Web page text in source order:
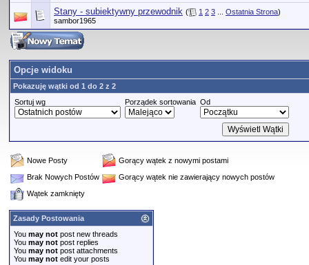
Stany - subiektywny przewodnik ( 1 2 3 Ostatnia Strona)
sambor1965
Opcje widoku
Pokazuję wątki od 1 do 2 z 2
Sortuj wg
Porządek sortowania Od
Nowe Posty
Gorący wątek z nowymi postami
Brak Nowych Postów
Gorący wątek nie zawierający nowych postów
Wątek zamknięty
Zasady Postowania
You may not post new threads
You may not post replies
You may not post attachments
You may not edit your posts